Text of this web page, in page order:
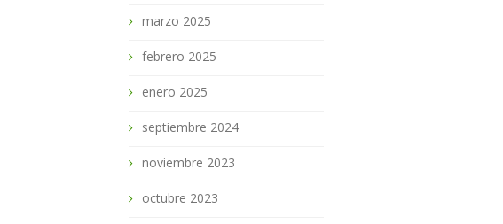
marzo 2025
febrero 2025
enero 2025
septiembre 2024
noviembre 2023
octubre 2023